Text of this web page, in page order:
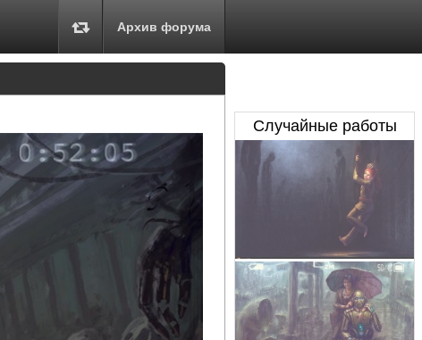
Архив форума
Случайные работы